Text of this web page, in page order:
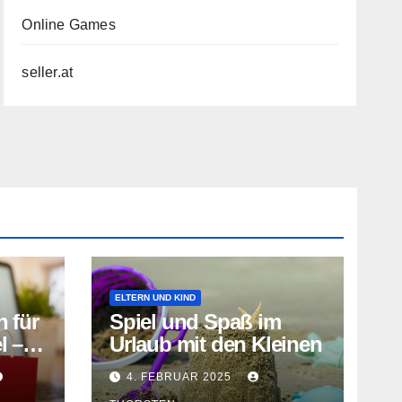
Online Games
seller.at
für
–
ELTERN UND KIND
Spiel und Spaß im
Urlaub mit den Kleinen
4. FEBRUAR 2025